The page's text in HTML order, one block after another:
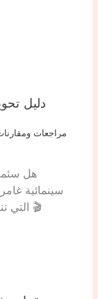
دليل
مراجعات
هل
سينمائية
التي تنقلك لعالم آخر تمامًا وتغير مفهوم الترفيه 🎬